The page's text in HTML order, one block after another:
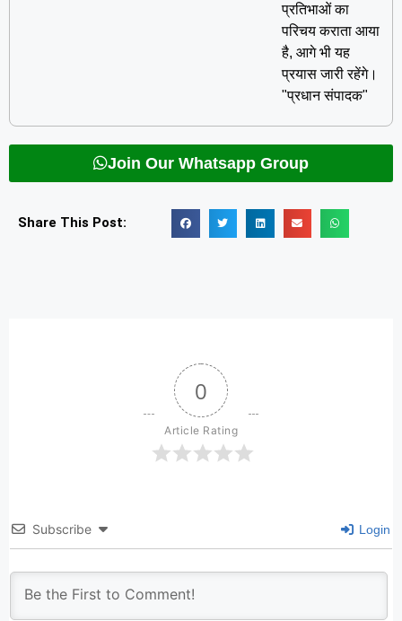
प्रतिभाओं का
परिचय कराता आया
है, आगे भी यह
प्रयास जारी रहेंगे।
"प्रधान संपादक"
Join Our Whatsapp Group
Share This Post:
0
Article Rating
Subscribe Login